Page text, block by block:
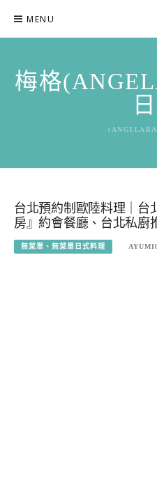
content
MENU
梅格
台北預約制歐陸料理｜台
房』約會餐廳、台北私廚
無菜單、無菜單日式料理